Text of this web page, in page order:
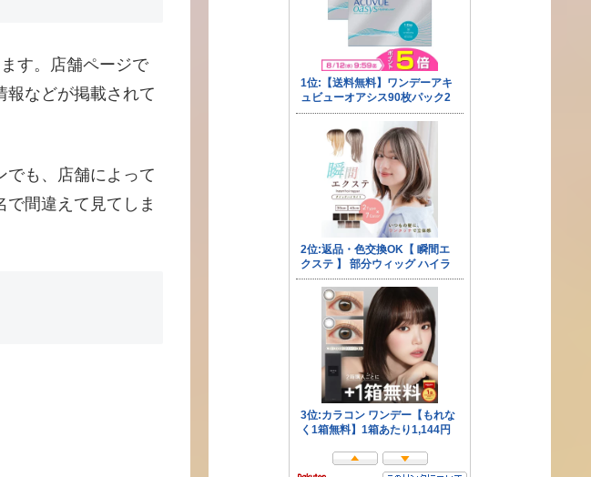
す。店舗ページで
報などが掲載されて
でも、店舗によって
間違えて見てしま